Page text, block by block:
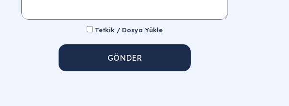
Tetkik / Dosya Yükle
GÖNDER